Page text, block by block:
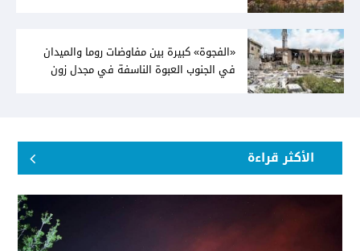
«الفجوة» كبيرة بين مفاوضات روما والميدان
في الجنوب العبوة الناسفة في مجدل زون
الأكثر قراءة